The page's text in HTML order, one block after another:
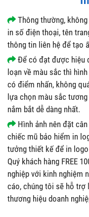
in số điện thoại, tên
thông tin liên hệ để tạo
Để có đạt được hiệu
loạn về màu sắc thì
có điểm nhấn, không
lựa chọn màu sắc
nắm bắt dễ dàng nhất.
Hình ảnh nên đặt
chiếc mũ bảo hiểm in
tưởng thiết kế để in
Quý khách hàng FREE
nghiệp với kinh nghiệm
cáo, chúng tôi sẽ hỗ trợ
thương hiệu doanh
THAM KHẢO